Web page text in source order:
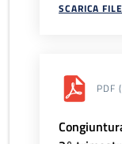
SCARICA FILE
PDF